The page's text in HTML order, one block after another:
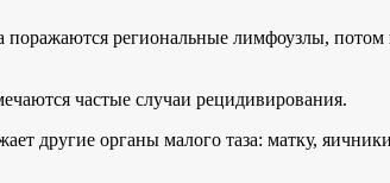
региональные лимфоузлы, потом
частые случаи рецидивирования.
другие органы малого таза: матку,